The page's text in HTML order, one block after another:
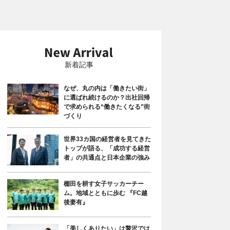
新着記事
なぜ、丸の内は「働きたい街」
に選ばれ続けるのか？出社回帰
で求められる“働きたくなる”街
づくり
世界33カ国の経営者を見てきた
トップが語る、「成功する経営
者」の共通点と日本企業の強み
棚田を耕す女子サッカーチー
ム。地域とともに歩む 『FC越
後妻有』